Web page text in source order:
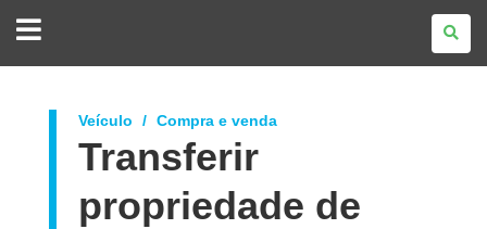
DO
Veículo Compra e venda
Transferir
propriedade de